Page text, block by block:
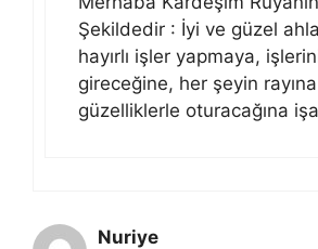
Şekildedir : İyi ve güzel
hayırlı işler yapmaya,
gireceğine, her şeyin rayına
güzelliklerle oturacağına
Nuriye